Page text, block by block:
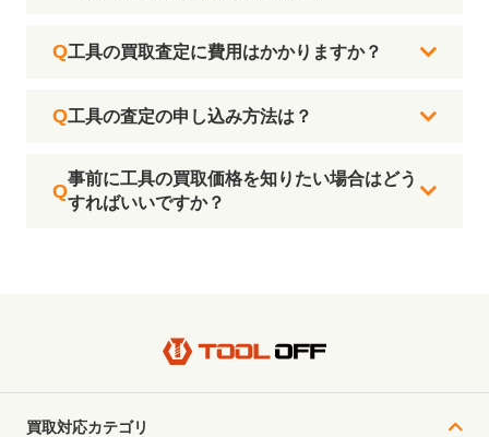
工具の買取査定に費用はかかりますか？
工具の査定の申し込み方法は？
事前に工具の買取価格を知りたい場合はどう
すればいいですか？
買取対応カテゴリ